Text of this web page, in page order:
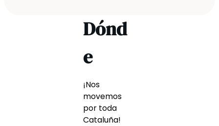
Dónd
e
¡Nos
movemos
por toda
Cataluña!